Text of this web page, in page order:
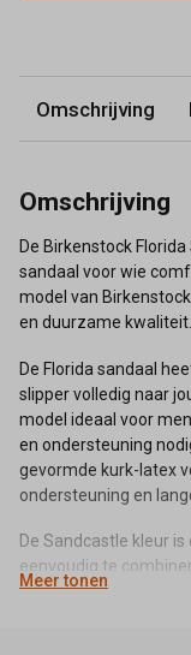
Omschrijving
Omschrijving
De Birkenstock
sandaal voor wie
model van
en duurzame kwaliteit.
De Florida sandaal
slipper volledig naar
model ideaal voor
en ondersteuning
gevormde kurk-latex
ondersteuning en
De Sandcastle kleur
eenvoudig te
een casual zomerse
Meer tonen